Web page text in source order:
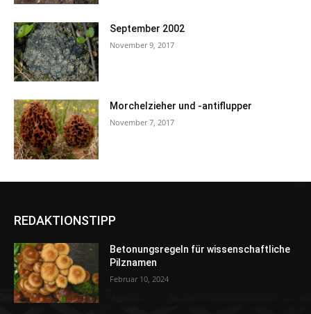
September 2002
November 9, 2017
Morchelzieher und -antiflupper
November 7, 2017
REDAKTIONSTIPP
Betonungsregeln für wissenschaftliche
Pilznamen
Februar 10, 2024